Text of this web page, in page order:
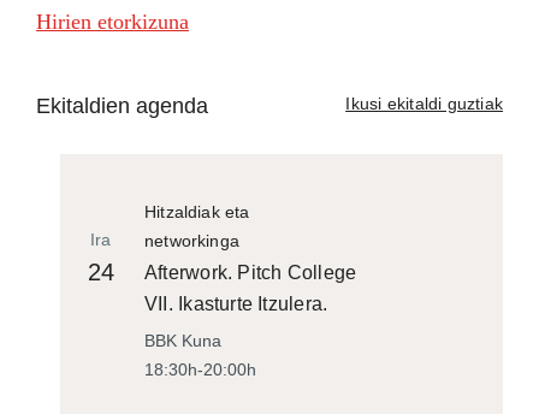
Hirien etorkizuna
Ekitaldien agenda Ikusi ekitaldi guztiak
Hitzaldiak eta
networkinga
Ira
24
Afterwork. Pitch College
VII. Ikasturte Itzulera.
BBK Kuna
18:30h-20:00h